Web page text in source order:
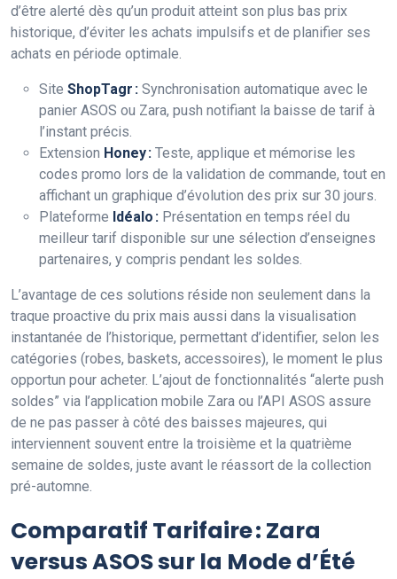
d’être alerté dès qu’un produit atteint son plus bas prix
historique, d’éviter les achats impulsifs et de planifier ses
achats en période optimale.
Site ShopTagr : Synchronisation automatique avec le
panier ASOS ou Zara, push notifiant la baisse de tarif à
l’instant précis.
Extension Honey : Teste, applique et mémorise les
codes promo lors de la validation de commande, tout en
affichant un graphique d’évolution des prix sur 30 jours.
Plateforme Idéalo : Présentation en temps réel du
meilleur tarif disponible sur une sélection d’enseignes
partenaires, y compris pendant les soldes.
L’avantage de ces solutions réside non seulement dans la
traque proactive du prix mais aussi dans la visualisation
instantanée de l’historique, permettant d’identifier, selon les
catégories (robes, baskets, accessoires), le moment le plus
opportun pour acheter. L’ajout de fonctionnalités “alerte push
soldes” via l’application mobile Zara ou l’API ASOS assure
de ne pas passer à côté des baisses majeures, qui
interviennent souvent entre la troisième et la quatrième
semaine de soldes, juste avant le réassort de la collection
pré-automne.
Comparatif Tarifaire : Zara
versus ASOS sur la Mode d’Été